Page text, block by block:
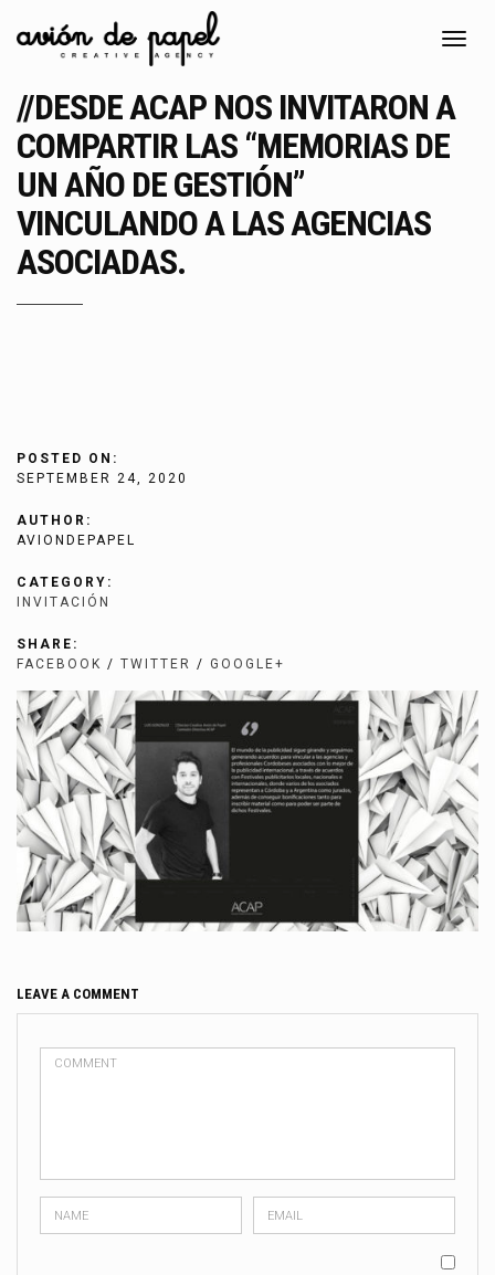
//DESDE ACAP NOS INVITARON A
COMPARTIR LAS “MEMORIAS DE
UN AÑO DE GESTIÓN”
VINCULANDO A LAS AGENCIAS
ASOCIADAS.
POSTED ON:
SEPTEMBER 24, 2020
AUTHOR:
AVIONDEPAPEL
CATEGORY:
INVITACIÓN
SHARE:
FACEBOOK / TWITTER / GOOGLE+
LEAVE A COMMENT